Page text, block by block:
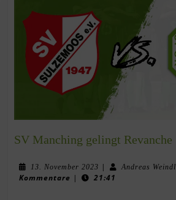
SV Manching gelingt Revanche
13. November 2023 | Andreas Weindl
Kommentare | 21:41